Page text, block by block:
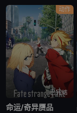
动作
已完结
命运/奇异赝品